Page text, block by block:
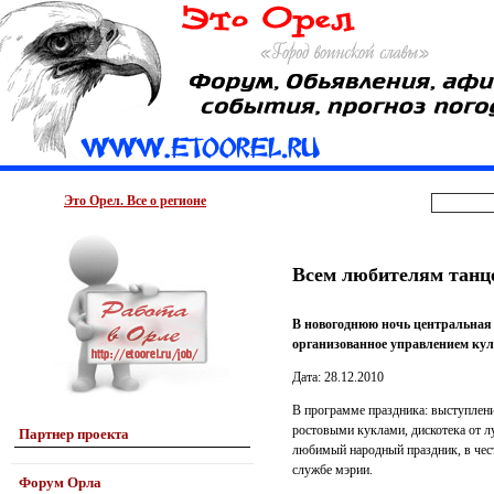
Это Орел. Все о регионе
Партнер проекта
Форум Орла
Всем любителям
В новогоднюю ночь центральная
организованное управлением
Дата: 28.12.2010
В программе праздника:
ростовыми куклами, дискотека от
любимый народный праздник, в
службе мэрии.